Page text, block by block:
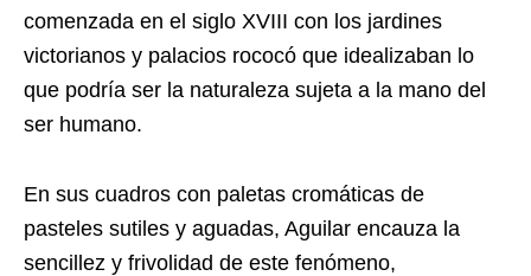
comenzada en el siglo XVIII con los jardines
victorianos y palacios rococó que idealizaban lo
que podría ser la naturaleza sujeta a la mano del
ser humano.
En sus cuadros con paletas cromáticas de
pasteles sutiles y aguadas, Aguilar encauza la
sencillez y frivolidad de este fenómeno,